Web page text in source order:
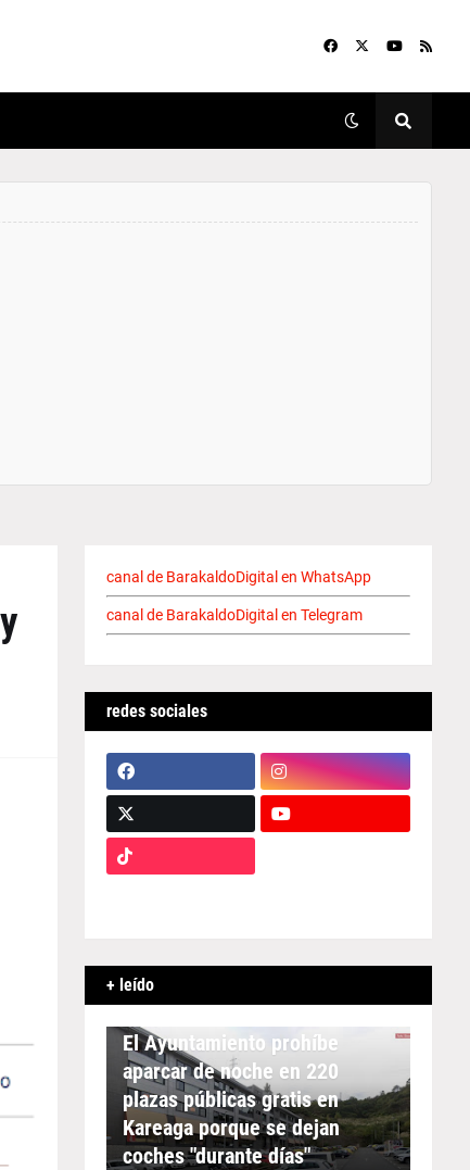
canal de BarakaldoDigital en WhatsApp
canal de BarakaldoDigital en Telegram
redes sociales
+ leído
APARCAMIENTO
El Ayuntamiento prohíbe
aparcar de noche en 220
plazas públicas gratis en
Kareaga porque se dejan
coches "durante días"